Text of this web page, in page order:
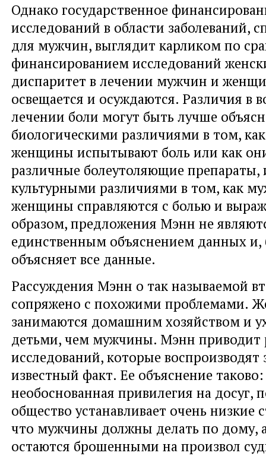
Однако государственное
исследований в области заболеваний,
для мужчин, выглядит карликом по
финансированием исследований
диспаритет в лечении мужчин и
освещается и осуждаются. Различия в
лечении боли могут быть лучше
биологическими различиями в том,
женщины испытывают боль или как
различные болеутоляющие препараты,
культурными различиями в том, как
женщины справляются с болью и
образом, предложения Мэнн не
единственным объяснением данных и,
объясняет все данные.
Рассуждения Мэнн о так называемой
сопряжено с похожими проблемами.
занимаются домашним хозяйством и
детьми, чем мужчины. Мэнн приводит
исследований, которые
известный факт. Ее объяснение
необоснованная привилегия на досуг,
общество устанавливает очень низкие
что мужчины должны делать по дому,
остаются брошенными на произвол